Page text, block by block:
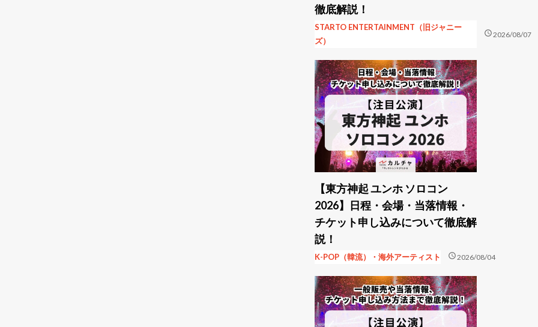
徹底解説！
STARTO ENTERTAINMENT（旧ジャニー
ズ）
schedule2026/08/07
【東方神起 ユンホ ソロコン
2026】日程・会場・当落情報・
チケット申し込みについて徹底解
説！
K-POP（韓流）・海外アーティスト schedule2026/08/04